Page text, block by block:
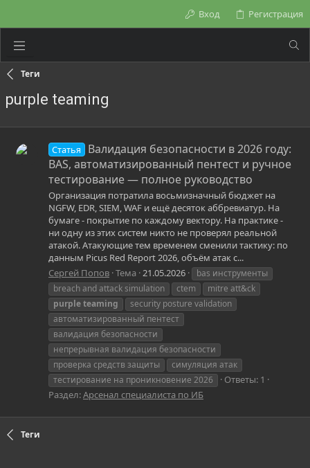
Вход Регистрация
Теги
purple teaming
Статья
Валидация безопасности в 2026 году:
BAS, автоматизированный пентест и ручное
тестирование — полное руководство
Организация потратила восьмизначный бюджет на
NGFW, EDR, SIEM, WAF и ещё десяток аббревиатур. На
бумаге - покрытие по каждому вектору. На практике -
ни одну из этих систем никто не проверял реальной
атакой. Атакующие тем временем сменили тактику: по
данным Picus Red Report 2026, объём атак с...
Сергей Попов Тема 21.05.2026
bas инструменты
breach and attack simulation
ctem
mitre att&ck
purpleteaming
security posture validation
автоматизированный пентест
валидация безопасности
непрерывная валидация безопасности
проверка средств защиты
симуляция атак
тестирование на проникновение 2026
Ответы: 1
Раздел:Арсенал специалиста по ИБ
Теги